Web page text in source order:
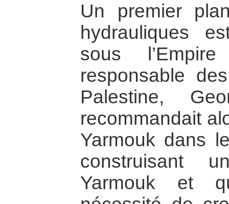
Un premier
hydrauliques
sous
responsable
Palestine,
recommandait
Yarmouk dans
construisant
Yarmouk et